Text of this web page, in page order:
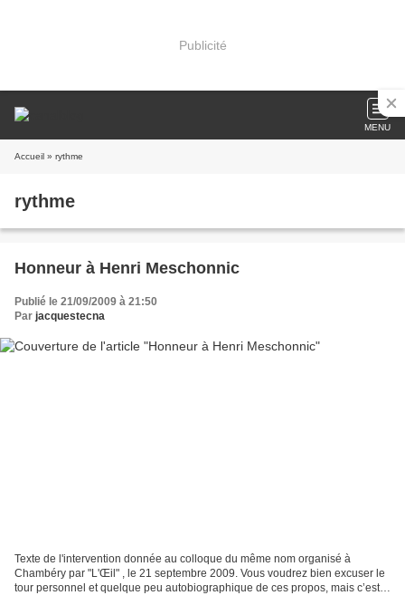
Publicité
MENU
Accueil » rythme
rythme
Honneur à Henri Meschonnic
Publié le 21/09/2009 à 21:50
Par jacquestecna
Texte de l'intervention donnée au colloque du même nom organisé à
Chambéry par "L'Œil" , le 21 septembre 2009. Vous voudrez bien excuser le
tour personnel et quelque peu autobiographique de ces propos, mais c’est